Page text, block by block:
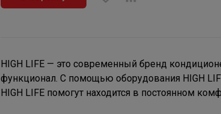
HIGH LIFE — это современный бренд
функционал. С помощью оборудования HIGH
HIGH LIFE помогут находится в постоянном